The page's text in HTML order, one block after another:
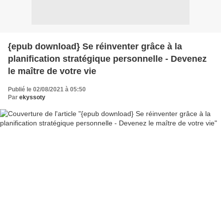
{epub download} Se réinventer grâce à la
planification stratégique personnelle - Devenez
le maître de votre vie
Publié le 02/08/2021 à 05:50
Par ekyssoty